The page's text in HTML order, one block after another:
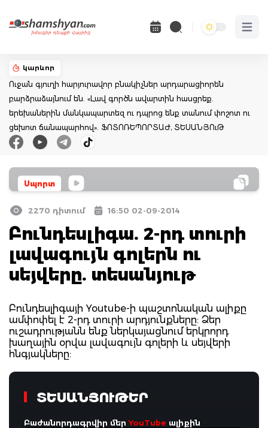
Open
կարևոր
Ուջան գյուղի հարյուրավոր բնակիչներ արդարացիորեն
բարձրաձայնում են. «Լավ գործն ավարտին հասցրեք.
երեխաներին մանկապարտեզ ու դպրոց ենք տանում փոշոտ ու
ցեխոտ ճանապարհով». ՖՈՏՈՌԵՊՈՐՏԱԺ, ՏԵՍԱՆՅՈւԹ
Սպորտ
2270 դիտում 16:50 02-09-2014
Բունդեսլիգա. 2-րդ տուրի
լավագույն գոլերն ու
սեյվերը. տեսանյութ
Բունդեսլիգայի Youtube-ի պաշտոնական ալիքը
ամփոփել է 2-րդ տուրի արդյունքները: Ձեր
ուշադրությանն ենք ներկայացնում երկրորդ
խաղային օրվա լավագույն գոլերի և սեյվերի
հնգյակները:
ՏԵՍԱՆՅՈՒԹԵՐ
Բաժանորդագրվիր մերYouTube ալիքին